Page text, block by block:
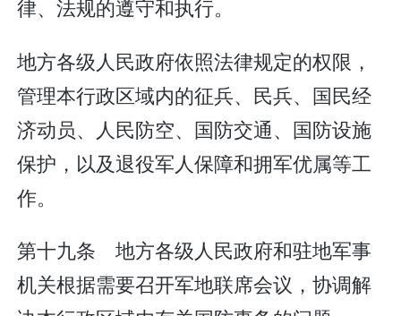
律、法规的遵守和执行。
地方各级人民政府依照法律规定的权限，
管理本行政区域内的征兵、民兵、国民经
济动员、人民防空、国防交通、国防设施
保护，以及退役军人保障和拥军优属等工
作。
第十九条 地方各级人民政府和驻地军事
机关根据需要召开军地联席会议，协调解